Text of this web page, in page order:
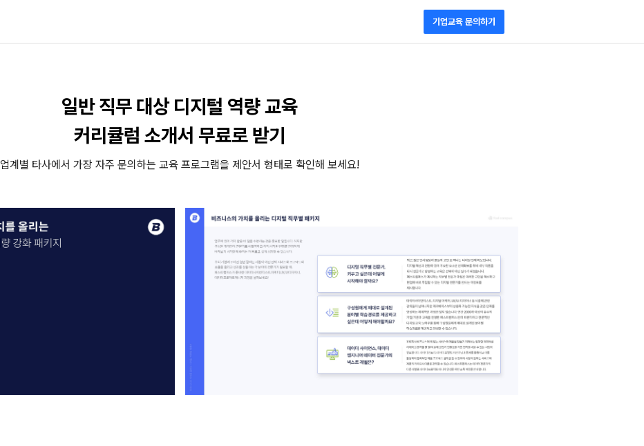
기업교육 문의하기
일반 직무 대상 디지털 역량 교육
커리큘럼 소개서 무료로 받기
업계별 타사에서 가장 자주 문의하는 교육 프로그램을 제안서 형태로 확인해 보세요!